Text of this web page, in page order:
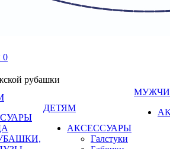
0
рубашки
ДЕТЯМ
АКСЕССУАРЫ
Галстуки